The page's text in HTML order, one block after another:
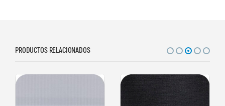
PRODUCTOS RELACIONADOS